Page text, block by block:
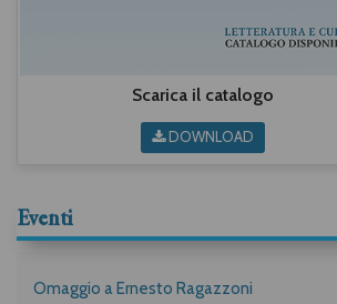
Scarica il catalogo
DOWNLOAD
Eventi
Omaggio a Ernesto Ragazzoni